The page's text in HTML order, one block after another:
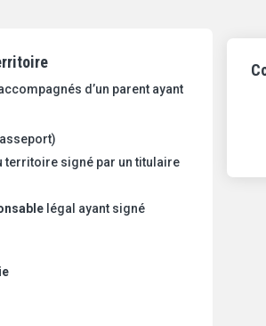
d’un parent ayant
territoire signé par un titulaire
légal ayant signé